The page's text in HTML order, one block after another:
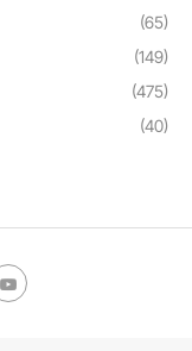
(65)
(149)
(475)
(40)